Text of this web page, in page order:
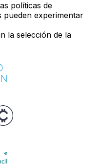
políticas de
pueden experimentar
la selección de la